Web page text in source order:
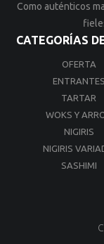
Como auténticos
CATEGORÍAS
OFERTA
ENTRANTES
TARTAR
WOKS Y
NIGIRIS
NIGIRIS
SASHIMI